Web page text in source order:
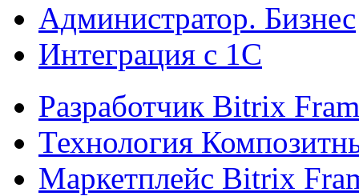
Администратор. Бизнес
Интеграция с 1С
Разработчик Bitrix
Технология
Маркетплейс Bitrix